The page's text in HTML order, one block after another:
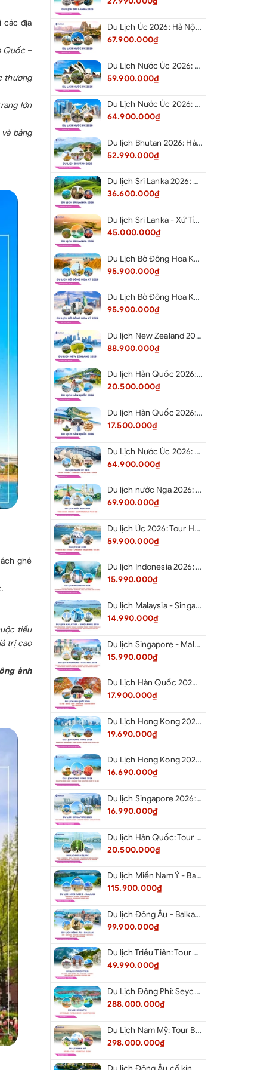
ngày tại Mỹ
đa năng + Mũ
Phụ thu nếu khách có nhu cầu
điện thoại, tiền giặt, hành lý quá cước.
dịch vụ ngoài giờ với xe (110$/đoàn/giờ) và HDV
thực Hoa Kỳ 5.500.000VNĐ (Có thể thay đổi theo
Mỹ), lệ phí này không được hoàn lại vì bất cứ lý do
và lái xe nước ngoài160 USD/khách
và đổi chặng bay (nếu có yêu cầu)
cho HDV và lái xe (nếu có yêu cầu)
các địa
Quốc –
thương
lớn
bảng
ghé
tiểu
trị cao
ảnh
Du Lịch Úc 2026: Hà Nội - Sydney- Canberra - Melbourne - Hà Nội
67.900.000₫
Du Lịch Nước Úc 2026: Hà Nội - Sydney- Canberra - Melbourne - Hà Nội
59.900.000₫
Du Lịch Nước Úc 2026: Hà Nội - Melbourne - Canberra - Sydney - Hà Nội
64.900.000₫
Du lịch Bhutan 2026: Hà Nội - Bhutan - Paro - Thimphu - Punakha
52.990.000₫
Du lịch Sri Lanka 2026: Khám Phá Xứ Tích Lan
36.600.000₫
Du lịch Sri Lanka - Xứ Tích Lan 2026: Tham Dự Lễ Hội Rước Xá Lợi Răng Phật
45.000.000₫
Du Lịch Bờ Đông Hoa Kỳ 2026: Washington DC - Philadelphia - New York - Boston - New Hampshire White Mountains - Albany - Niagara Falls - Buffalo - Corning - New York
95.900.000₫
Du Lịch Bờ Đông Hoa Kỳ 2026: New York - Boston - New Hampshire - Artist’s Bluff - Echo Lake Kancamagus Highway - White Mountains - Albany - Buffalo Niagara Falls - Corning - Washington DC
95.900.000₫
Du lịch New Zealand 2026: Tour Auckland - Waitomo - Taupo - Rotorua - Matamata - Hamilton
88.900.000₫
Du lịch Hàn Quốc 2026: Tour Hà Nội - Busan - Gyeongju - Seoul - Đảo Nami - Tàu Điện Ven Biển Haeundae - Cầu Kính Oryukdo - Làng Văn Hóa Huinnyeoul
20.500.000₫
Du lịch Hàn Quốc 2026: Tour Hà Nội - Seoul - Nami - Everland - Painter Show - Thư Viện Sách
17.500.000₫
Du Lịch Nước Úc 2026: Tour Hà Nội - Sydney - Canberra - Melbourne - Hà Nội
64.900.000₫
Du lịch nước Nga 2026: Tour Hà Nội - Moscow - Saint Petersburg từ Hà Nội
69.900.000₫
Du lịch Úc 2026: Tour Hà Nội - Sydney - Canberra - Melbourne - Hà Nội
59.900.000₫
Du lịch Indonesia 2026: Tour Hà Nội - Bali - Cổng Trời Lempuyang - Swings Bali - Ngắm hoàng hôn biển Jimbaran - Kelingking - Sống Lưng Khủng Long từ Hà Nội
15.990.000₫
Du lịch Malaysia - Singapore 2026: Tour Đảo Sentosa - Madame Tussause - Garden By The Bay - Thành Cổ Malacca - Thủ Đô Kualalumpur - Cao Nguyên Genting - New Putrajaya từ Hà Nội
14.990.000₫
Du lịch Singapore - Malaysia 2026: Tour Đảo Sentosa - Madame Tussauds - Garden By The Bay - Thành cổ Malacca - Thủ đô Kuala Lumpur - Cao nguyên Genting - New Putrajaya từ Hà Nội
15.990.000₫
Du Lịch Hàn Quốc 2026: Hà Nội - Seoul - Nami - Everland - Painter Show - Thư Viện Sách
17.900.000₫
Du Lịch Hong Kong 2026: Khám phá Hongkong - Thâm Quyến - Quảng Châu từ Hà Nội
19.690.000₫
Du Lịch Hong Kong 2026: Khám phá Hong Kong - Dingding Tram - Shopping Tour từ Hà Nội
16.690.000₫
Du lịch Singapore 2026: Tour Sentosa - Madame Tussauds - Garden By The Bay - Jewel từ Hà Nội
16.990.000₫
Du lịch Hàn Quốc: Tour Busan - Gyeongju - Seoul - Đảo Nami - Tàu Điện Ven Biển Haeundae - Cầu Kính Oryukdo - Làng Văn Hóa Huinnyeoul từ Hà Nội 2026
20.500.000₫
Du lịch Miền Nam Ý - Balkan: Tour Miền Nam Ý - Albania - Montenegro - Croatia - Slovenia từ Hà Nội 2026
115.900.000₫
Du lịch Đông Âu - Balkan: Tour Đức - Slovenia - Croatia - Hungary - Slovakia - Áo - Séc từ Hà Nội 2026
99.900.000₫
Du lịch Triều Tiên: Tour Bắc Kinh - Bình Nhưỡng - Núi Myohyang - Kaesong - Bàn Môn Điếm - Đan Đông từ Hà Nội 2026
49.990.000₫
Du Lịch Đông Phi: Seychelles - Madagascar - Mauritius 2026
288.000.000₫
Du Lịch Nam Mỹ: Tour Brazil - Peru - Argentina - Chile 2026
298.000.000₫